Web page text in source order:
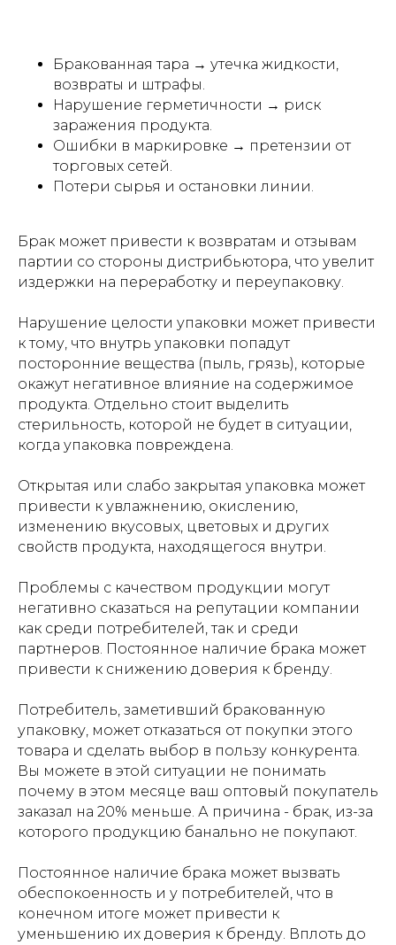
Бракованная тара → утечка жидкости,
возвраты и штрафы.
Нарушение герметичности → риск
заражения продукта.
Ошибки в маркировке → претензии от
торговых сетей.
Потери сырья и остановки линии.
Брак может привести к возвратам и отзывам
партии со стороны дистрибьютора, что увелит
издержки на переработку и переупаковку.
Нарушение целости упаковки может привести
к тому, что внутрь упаковки попадут
посторонние вещества (пыль, грязь), которые
окажут негативное влияние на содержимое
продукта. Отдельно стоит выделить
стерильность, которой не будет в ситуации,
когда упаковка повреждена.
Открытая или слабо закрытая упаковка может
привести к увлажнению, окислению,
изменению вкусовых, цветовых и других
свойств продукта, находящегося внутри.
Проблемы с качеством продукции могут
негативно сказаться на репутации компании
как среди потребителей, так и среди
партнеров. Постоянное наличие брака может
привести к снижению доверия к бренду.
Потребитель, заметивший бракованную
упаковку, может отказаться от покупки этого
товара и сделать выбор в пользу конкурента.
Вы можете в этой ситуации не понимать
почему в этом месяце ваш оптовый покупатель
заказал на 20% меньше. А причина - брак, из-за
которого продукцию банально не покупают.
Постоянное наличие брака может вызвать
обеспокоенность и у потребителей, что в
конечном итоге может привести к
уменьшению их доверия к бренду. Вплоть до